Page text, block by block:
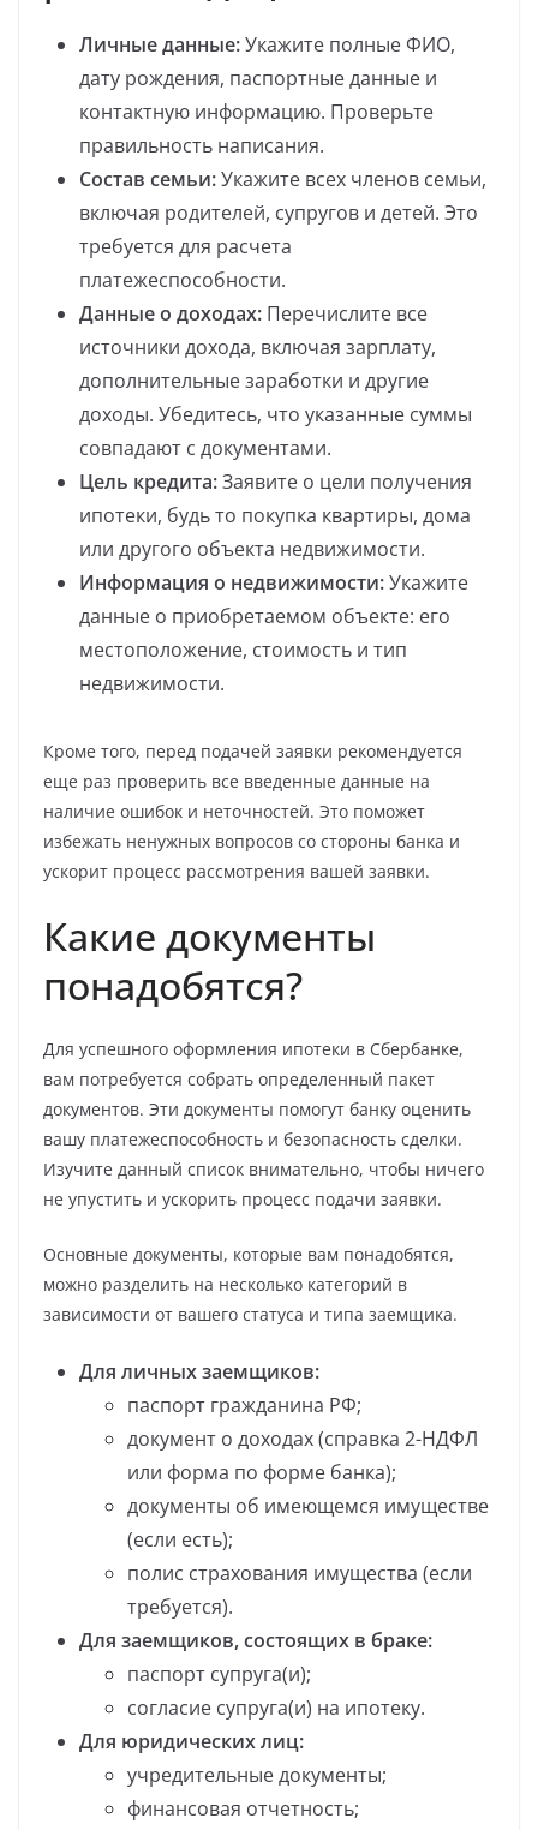
Личные данные:Укажите полные ФИО,
дату рождения, паспортные данные и
контактную информацию. Проверьте
правильность написания.
Состав семьи:Укажите всех членов семьи,
включая родителей, супругов и детей. Это
требуется для расчета
платежеспособности.
Данные о доходах: Перечислите все
источники дохода, включая зарплату,
дополнительные заработки и другие
доходы. Убедитесь, что указанные суммы
совпадают с документами.
Цель кредита:Заявите о цели получения
ипотеки, будь то покупка квартиры, дома
или другого объекта недвижимости.
Информация о недвижимости:Укажите
данные о приобретаемом объекте: его
местоположение, стоимость и тип
недвижимости.
Кроме того, перед подачей заявки рекомендуется
еще раз проверить все введенные данные на
наличие ошибок и неточностей. Это поможет
избежать ненужных вопросов со стороны банка и
ускорит процесс рассмотрения вашей заявки.
Какие документы
понадобятся?
Для успешного оформления ипотеки в Сбербанке,
вам потребуется собрать определенный пакет
документов. Эти документы помогут банку оценить
вашу платежеспособность и безопасность сделки.
Изучите данный список внимательно, чтобы ничего
не упустить и ускорить процесс подачи заявки.
Основные документы, которые вам понадобятся,
можно разделить на несколько категорий в
зависимости от вашего статуса и типа заемщика.
Для личных заемщиков:
паспорт гражданина РФ;
документ о доходах (справка 2-НДФЛ
или форма по форме банка);
документы об имеющемся имуществе
(если есть);
полис страхования имущества (если
требуется).
Для заемщиков, состоящих в браке:
паспорт супруга(и);
согласие супруга(и) на ипотеку.
Для юридических лиц:
учредительные документы;
финансовая отчетность;